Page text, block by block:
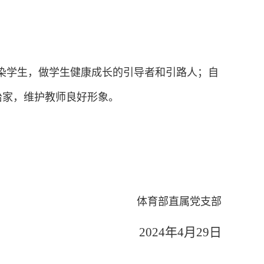
生，做学生健康成长的引导者和引路人；自
，维护教师良好形象。
体育部直属党支部
2024年4月29日